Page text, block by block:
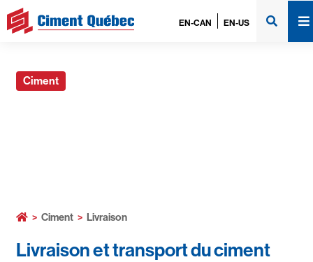
EN-CAN EN-US
Ciment
>Ciment >Livraison
Livraison et transport du ciment